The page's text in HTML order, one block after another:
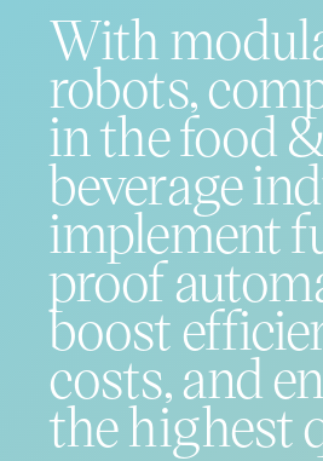
With
robots,
in the food &
beverage
implement
proof
boost
costs, and
the highest